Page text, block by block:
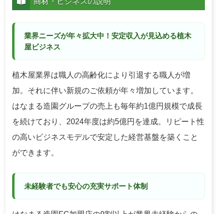
業界ニーズが年々拡大中！安定収入が見込める植木
屋ビジネス
植木屋業界は職人の高齢化により引退する職人が増
加。それに伴い新規のご依頼が年々増加しています。
はなまる造園グループの売上も毎年約1億円規模で成長
を続けており、2024年度は約5億円を達成。リピート性
の高いビジネスモデルで安定した経営基盤を築くこと
ができます。
未経験者でも安心の充実サポート体制